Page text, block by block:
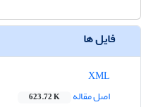
فایل ها
اصل مقاله
623.72 K